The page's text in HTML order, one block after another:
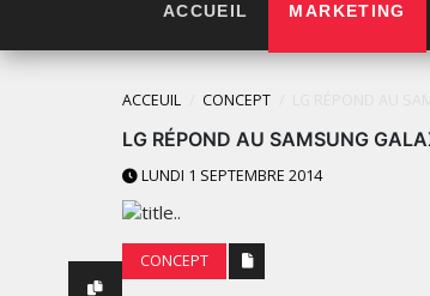
ACCUEIL MARKETING
ACCEUIL CONCEPT
LG RÉPOND AU SAMSUNG
LUNDI 1 SEPTEMBRE 2014
CONCEPT